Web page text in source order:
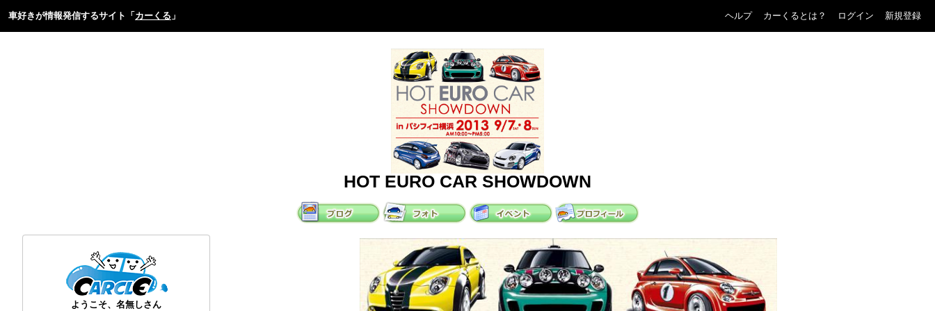
車好きが情報発信するサイト「 カーくる 」 ヘルプ カーくるとは？ ログイン 新規登録
HOT EURO CAR SHOWDOWN
ようこそ、名無しさん